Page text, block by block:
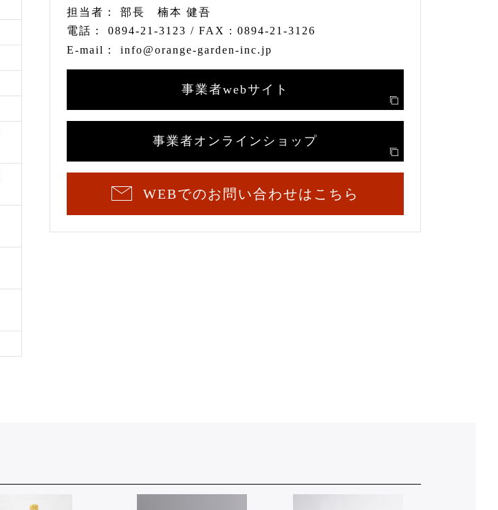
担当者： 部長 楠本 健吾
電話： 0894-21-3123 / FAX : 0894-21-3126
E-mail： info@orange-garden-inc.jp
事業者webサイト
事業者オンラインショップ
WEBでのお問い合わせはこちら